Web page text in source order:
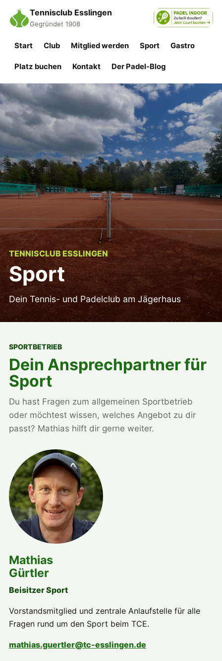
Tennisclub Esslingen
Gegründet 1908
Start Club Mitglied werden Sport Gastro
Platz buchen Kontakt Der Padel-Blog
TENNISCLUB ESSLINGEN
Sport
Dein Tennis- und Padelclub am Jägerhaus
SPORTBETRIEB
Dein Ansprechpartner für
Sport
Du hast Fragen zum allgemeinen Sportbetrieb
oder möchtest wissen, welches Angebot zu dir
passt? Mathias hilft dir gerne weiter.
Mathias
Gürtler
Beisitzer Sport
Vorstandsmitglied und zentrale Anlaufstelle für alle
Fragen rund um den Sport beim TCE.
mathias.guertler@tc-esslingen.de